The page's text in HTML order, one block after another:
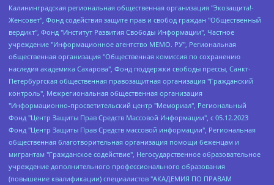
Калининградская региональная общественная организация "Экозащита!-Женсовет", Фонд содействия защите прав и свобод граждан "Общественный вердикт", Фонд "Институт Развития Свободы Информации", Частное учреждение "Информационное агентство МЕМО. РУ", Региональная общественная организация "Общественная комиссия по сохранению наследия академика Сахарова", Фонд поддержки свободы прессы, Санкт-Петербургская общественная правозащитная организация "Гражданский контроль", Межрегиональная общественная организация "Информационно-просветительский центр "Мемориал", Региональный Фонд "Центр Защиты Прав Средств Массовой Информации", с 05.12.2023 Фонд "Центр Защиты Прав Средств массовой информации", Региональная общественная благотворительная организация помощи беженцам и мигрантам "Гражданское содействие", Негосударственное образовательное учреждение дополнительного профессионального образования (повышение квалификации) специалистов "АКАДЕМИЯ ПО ПРАВАМ ЧЕЛОВЕКА", Свердловская региональная общественная организация "Сутяжник", Автономная некоммерческая организация "Центр независимых социологических исследований", Союз общественных объединений "Российский исследовательский центр по правам человека", Региональное общественное учреждение научно-информационный центр "МЕМОРИАЛ", Некоммерческая организация "Фонд защиты гласности", Автономная некоммерческая организация "Институт прав человека", Городская общественная организация "Екатеринбургское общество "МЕМОРИАЛ", Городская общественная организация "Рязанское историко-просветительское и правозащитное общество "Мемориал" (Рязанский Мемориал), Челябинский региональный орган общественной самодеятельности – женское общественное объединение "Женщины Евразии", Челябинский региональный орган общественной самодеятельности "Уральская правозащитная группа", Фонд содействия защите здоровья и социальной справедливости имени Андрея Рылькова, Автономная Некоммерческая Организация "Аналитический Центр Юрия Левады", Автономная некоммерческая организация социальной поддержки населения "Проект Апрель", Региональная общественная организация помощи женщинам и детям, находящимся в кризисной ситуации "Информационно-методический центр "Анна", Фонд содействия развитию массовых коммуникаций и правовому просвещению "Так-так-Так", Фонд содействия устойчивому развитию "Серебряная тайга", Свердловский региональный общественный фонд социальных проектов "Новое время", "Idel.Реалии", Кавказ.Реалии, Крым.Реалии, Телеканал Настоящее Время, Татаро-башкирская служба Радио Свобода (Azatliq Radiosi), Радио Свободная Европа/Радио Свобода (PCE/PC), "Сибирь.Реалии", "Фактограф", Благотворительный фонд помощи осужденным и их семьям, Автономная некоммерческая организация "Институт глобализации и социальных движений", Фонд "В защиту прав заключенных", Частное учреждение "Центр поддержки и содействия развитию средств массовой информации", Пензенский региональный общественный благотворительный фонд "Гражданский союз", "Север.Реалии", Некоммерческая организация Фонд "Правовая инициатива", Общество с ограниченной ответственностью "Радио Свободная Европа/Радио Свобода", Чешское информационное агентство "MEDIUM-ORIENT", Красноярская региональная общественная организация "Мы против СПИДа", Камалягин Денис Николаевич, Маркелов Сергей Евгеньевич, Пономарев Лев Александрович, Савицкая Людмила Алексеевна, Автономная некоммерческая организация "Центр по работе с проблемой насилия "НАСИЛИЮ.НЕТ", Межрегиональный профессиональный союз работников здравоохранения "Альянс врачей", Юридическое лицо, зарегистрированное в Латвийской Республике, SIA "Medusa Project" (регистрационный номер 40103797863, дата регистрации 10.06.2014), Некоммерческая организация "Фонд по борьбе с коррупцией", Автономная некоммерческая организация "Институт права и публичной политики", Баданин Роман Сергеевич, Гликин Максим Александрович, Железнова Мария Михайловна, Лукьянова Юлия Сергеевна, Маетная Елизавета Витальевна, Маняхин Петр Борисович, Чуракова Ольга Владимировна, Ярош Юлия Петровна, Юридическое лицо "The Insider SIA", зарегистрированное в Риге, Латвийская Республика (дата регистрации 26.06.2015), являющееся администратором доменного имени интернет-издания "The Insider SIA", https://theins.ru, Постернак Алексей Евгеньевич, Рубин Михаил Аркадьевич, Анин Роман Александрович, Юридическое лицо Istories fonds, зарегистрированное в Латвийской Республике (регистрационный номер 50008295751, дата регистрации 24.02.2020), Великовский Дмитрий Александрович, Долинина Ирина Николаевна, Мароховская Алеся Алексеевна, Шлейнов Роман Юрьевич, Шмагун Олеся Валентиновна, Общество с ограниченной ответственностью "Альтаир 2021", Общество с ограниченной ответственностью "Вега 2021", Общество с ограниченной ответственностью "Главный редактор 2021", Общество с ограниченной ответственностью "Ромашки монолит", Важенков Артем Валерьевич, Ивановская областная общественная организация "Центр гендерных исследований", Гурман Юрий Альбертович, Медиапроект "ОВД-Инфо", Егоров Владимир Владимирович, Жилинский Владимир Александрович, Общество с ограниченной ответственностью "ЗП", Иванова София Юрьевна, Карезина Инна Павловна, Кильтау Екатерина Викторовна, Петров Алексей Викторович, Пискунов Сергей Евгеньевич, Смирнов Сергей Сергеевич, Тихонов Михаил Сергеевич, Общество с ограниченной ответственностью "ЖУРНАЛИСТ-ИНОСТРАННЫЙ АГЕНТ", Арапова Галина Юрьевна, Вольтская Татьяна Анатольевна, Американская компания "Mason G.E.S. Anonymous Foundation" (США), являющаяся владельцем интернет-издания https://mnews.world/, Компания "Stichting Bellingcat", зарегистрированная в Нидерландах (дата регистрации 11.07.2018), Захаров Андрей Вячеславович, Клепиковская Екатерина Дмитриевна, Общество с ограниченной ответственностью "МЕМО", Перл Роман Александрович, Симонов Евгений Алексеевич, Соловьева Елена Анатольевна, Сотников Даниил Владимирович, Сурначева Елизавета Дмитриевна, Автономная некоммерческая организация по защите прав человека и информированию населения "Якутия – Наше Мнение", Общество с ограниченной ответственностью "Москоу диджитал медиа", с 26.01.2023 Общество с ограниченной ответственностью "Чайка Белые сады", Ветошкина Валерия Валерьевна, Заговора Максим Александрович, Межрегиональное общественное движение "Российская ЛГБТ - сеть", Оленичев Максим Владимирович, Павлов Иван Юрьевич, Скворцова Елена Сергеевна, Общество с ограниченной ответственностью "Как бы инагент", Кочетков Игорь Викторович, Общество с ограниченной ответственностью "Честные выборы", Еланчик Олег Александрович, Общество с ограниченной ответственностью "Нобелевский призыв", Гималова Регина Эмилевна, Григорьев Андрей Валерьевич, Григорьева Алина Александровна, Ассоциация по содействию защите прав призывников, альтернативнослужащих и военнослужащих "Правозащитная группа "Гражданин.Армия.Право", Хисамова Регина Фаритовна, Автономная некоммерческая организация по реализации социально-правовых программ "Лилит", Дальневосточное общественное движение "Маяк", Санкт-Петербургская ЛГБТ-инициативная группа "Выход", Инициативная группа ЛГБТ+ "Реверс", Алексеев Андрей Викторович, Бекбулатова Таисия Львовна, Беляев Иван Михайлович, Владыкина Елена Сергеевна, Гельман Марат Александрович, Никульшина Вероника Юрьевна, Толоконникова Надежда Андреевна, Шендерович Виктор Анатольевич, Общество с ограниченной ответственностью "Данное сообщение", Общество с ограниченной ответственностью Издательский дом "Новая глава", Айнбиндер Александра Александровна, Московский комьюнити-центр для ЛГБТ+инициатив, Благотворительный фонд развития филантропии, Deutsche Welle (Германия, Kurt-Schumacher-Strasse 3, 53113 Bonn), Борзунова Мария Михайловна, Воробьев Виктор Викторович, Голубева Анна Львовна, Константинова Алла Михайловна, Малкова Ирина Владимировна, Мурадов Мурад Абдулгалимович, Осетинская Елизавета Николаевна, Понасенков Евгений Николаевич, Ганапольский Матвей Юрьевич, Киселев Евгений Алексеевич, Борухович Ирина Григорьевна, Дремин Иван Тимофеевич, Дубровский Дмитрий Викторович, Красноярская региональная общественная организация поддержки и развития альтернативных образовательных технологий и межкультурных коммуникаций "ИНТЕРРА", Маяковская Екатерина Алексеевна, Фейгин Марк Захарович, Филимонов Андрей Викторович, Дзугкоева Регина Николаевна, Доброхотов Роман Александрович, Дудь Юрий Александрович, Елкин Сергей Владимирович, Кругликов Кирилл Игоревич, Сабунаева Мария Леонидовна, Семенов Алексей Владимирович, Шаинян Карен Багратович, Шульман Екатерина Михайловна, Асафьев Артур Валерьевич, Вахштайн Виктор Семенович, Венедиктов Алексей Алексеевич, Лушникова Екатерина Евгеньевна, Волков Леонид Михайлович, Невзоров Александр Глебович, Пархоменко Сергей Борисович, Сироткин Ярослав Николаевич, Кара-Мурза Владимир Владимирович, Баранова Наталья Владимировна, Гозман Леонид Яковлевич, Кагарлицкий Борис Юльевич, Климарев Михаил Валерьевич, Милов Владимир Станиславович, Автономная некоммерческая организация Краснодарский центр современного искусства "Типография", Моргенштерн Алишер Тагирович, Соболь Любовь Эдуардовна, Общество с ограниченной ответственностью "ЛИЗА НОРМ", Каспаров Гарри Кимович, Ходорковский Михаил Борисович, Общество с ограниченной ответственностью "Апрельские тезисы", Данилович Ирина Брониславовна, Кашин Олег Владимирович, Петров Николай Владимирович, Пивоваров Алексей Владимирович, Соколов Михаил Владимирович, Цветкова Юлия Владимировна, Чичваркин Евгений Александрович, Комитет против пыток/Команда против пыток, Общество с ограниченной ответственностью "Первый научный", Общество с ограниченной ответственностью "Вертолет и ко", Белоцерковская Вероника Борисовна, Кац Максим Евгеньевич, Лазарева Татьяна Юрьевна, Шаведдинов Руслан Табризович, Яшин Илья Валерьевич, Общество с ограниченной ответственностью "Иноагент ААВ", Алешковский Дмитрий Петрович, Альбац Евгения Марковна, Быков Дмитрий Львович, Галямина Юлия Евгеньевна, Лойко Сергей Леонидович, Мартынов Кирилл Константинович, Медведев Сергей Александрович, Крашенинников Федор Геннадиевич, Гордеева Катерина Вл